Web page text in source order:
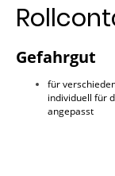
Gefahrgut
für
individuell für
angepasst